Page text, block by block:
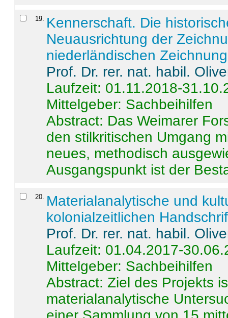
19
Kennerschaft. Die
Neuausrichtung der
niederländischen
Prof. Dr. rer. nat. habil.
Laufzeit: 01.11.2018-
Mittelgeber: Sachbeihilfen
Abstract: Das Weimarer
den stilkritischen Umgang
neues, methodisch
Ausgangspunkt ist der
20
Materialanalytische und
kolonialzeitlichen
Prof. Dr. rer. nat. habil.
Laufzeit: 01.04.2017-
Mittelgeber: Sachbeihilfen
Abstract:Ziel des Projekts
materialanalytische